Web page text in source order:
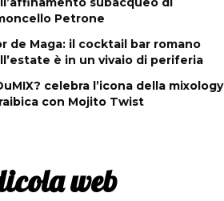
Petrone
de Maga: il cocktail bar romano
è in un vivaio di periferia
celebra l’icona della mixology
con Mojito Twist
web